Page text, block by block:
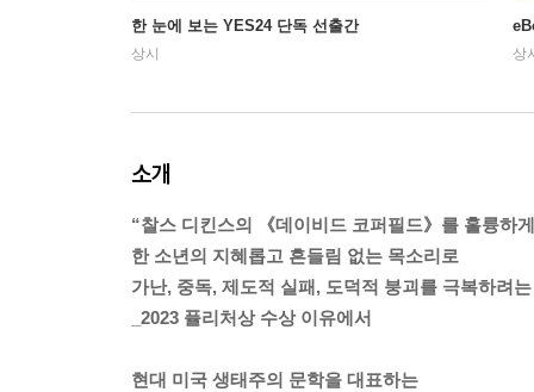
한 눈에 보는 YES24 단독 선출간
상시 상
소개
“찰스 디킨스의 《데이비드 코퍼필드》를 훌륭하
한 소년의 지혜롭고 흔들림 없는 목소리로
가난, 중독, 제도적 실패, 도덕적 붕괴를 극복하려
_2023 퓰리처상 수상 이유에서
현대 미국 생태주의 문학을 대표하는